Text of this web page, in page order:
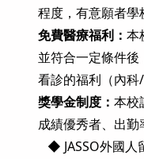
程度，有意願者學
免費醫療福利： 本
並符合一定條件
看診的福利（內科/
獎學金制度： 本校
成績優秀者、出勤
◆ JASSO外國人